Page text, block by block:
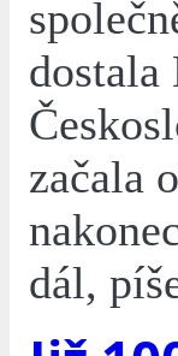
dostala
začala
dál,